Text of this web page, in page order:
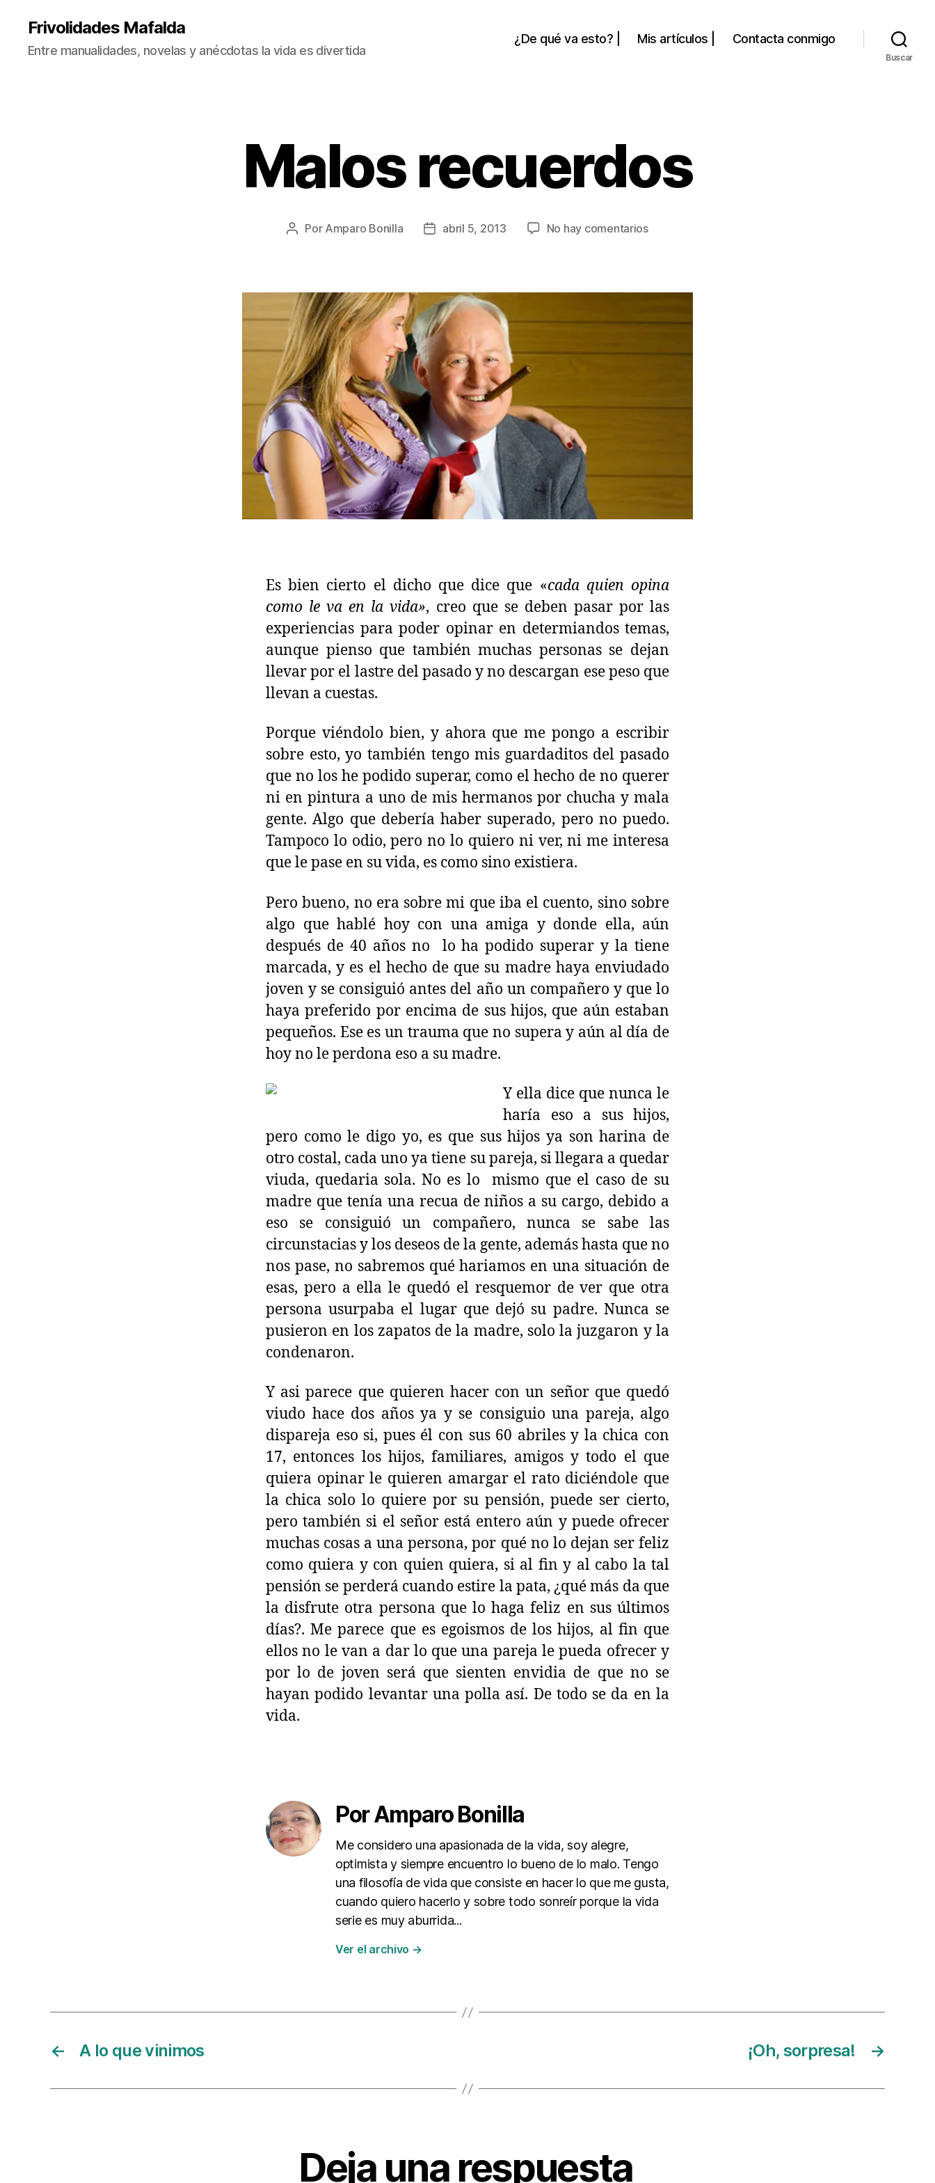
Frivolidades Mafalda
Entre manualidades, novelas y anécdotas la vida es divertida
¿De qué va esto? | Mis artículos | Contacta conmigo
Buscar
Malos recuerdos
Autor
Por Amparo Bonilla
Fechaabril 5, 2013 No hay comentariosen
Es bien cierto el dicho que dice que «cada quien opina
como le va en la vida», creo que se deben pasar por las
experiencias para poder opinar en determiandos temas,
aunque pienso que también muchas personas se dejan
llevar por el lastre del pasado y no descargan ese peso que
llevan a cuestas.
Porque viéndolo bien, y ahora que me pongo a escribir
sobre esto, yo también tengo mis guardaditos del pasado
que no los he podido superar, como el hecho de no querer
ni en pintura a uno de mis hermanos por chucha y mala
gente. Algo que debería haber superado, pero no puedo.
Tampoco lo odio, pero no lo quiero ni ver, ni me interesa
que le pase en su vida, es como sino existiera.
Pero bueno, no era sobre mi que iba el cuento, sino sobre
algo que hablé hoy con una amiga y donde ella, aún
después de 40 años no lo ha podido superar y la tiene
marcada, y es el hecho de que su madre haya enviudado
joven y se consiguió antes del año un compañero y que lo
haya preferido por encima de sus hijos, que aún estaban
pequeños. Ese es un trauma que no supera y aún al día de
hoy no le perdona eso a su madre.
Y ella dice que nunca le
haría eso a sus hijos,
pero como le digo yo, es que sus hijos ya son harina de
otro costal, cada uno ya tiene su pareja, si llegara a quedar
viuda, quedaria sola. No es lo mismo que el caso de su
madre que tenía una recua de niños a su cargo, debido a
eso se consiguió un compañero, nunca se sabe las
circunstacias y los deseos de la gente, además hasta que no
nos pase, no sabremos qué hariamos en una situación de
esas, pero a ella le quedó el resquemor de ver que otra
persona usurpaba el lugar que dejó su padre. Nunca se
pusieron en los zapatos de la madre, solo la juzgaron y la
condenaron.
Y asi parece que quieren hacer con un señor que quedó
viudo hace dos años ya y se consiguio una pareja, algo
dispareja eso si, pues él con sus 60 abriles y la chica con
17, entonces los hijos, familiares, amigos y todo el que
quiera opinar le quieren amargar el rato diciéndole que
la chica solo lo quiere por su pensión, puede ser cierto,
pero también si el señor está entero aún y puede ofrecer
muchas cosas a una persona, por qué no lo dejan ser feliz
como quiera y con quien quiera, si al fin y al cabo la tal
pensión se perderá cuando estire la pata, ¿qué más da que
la disfrute otra persona que lo haga feliz en sus últimos
días?. Me parece que es egoismos de los hijos, al fin que
ellos no le van a dar lo que una pareja le pueda ofrecer y
por lo de joven será que sienten envidia de que no se
hayan podido levantar una polla así. De todo se da en la
vida.
Por Amparo Bonilla
Me considero una apasionada de la vida, soy alegre,
optimista y siempre encuentro lo bueno de lo malo. Tengo
una filosofía de vida que consiste en hacer lo que me gusta,
cuando quiero hacerlo y sobre todo sonreír porque la vida
serie es muy aburrida...
Ver el archivo →
← A lo que vinimos →
¡Oh, sorpresa!
Deja una respuesta